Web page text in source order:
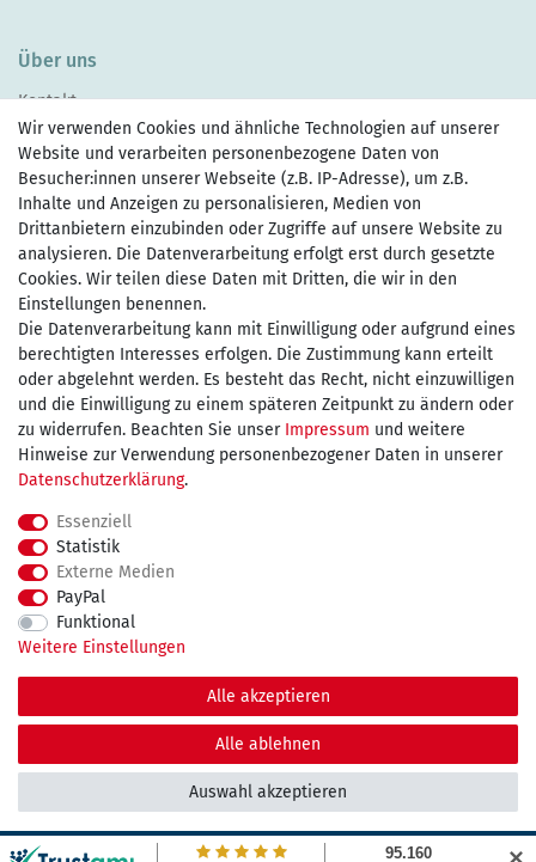
Über uns
Kontakt
Zahlen Sie bequem per
Wir versenden mit
kostenfreie Lieferung
innerhalb Deutschland ab 75€
Impressum
Vertrag widerrufen
© Copyright 2026 maDDma GmbH. | Alle Rechte vorbehalten.
Wir verwenden Cookies und ähnliche Technologien auf unserer
Website und verarbeiten personenbezogene Daten von
Besucher:innen unserer Webseite (z.B. IP-Adresse), um z.B.
Inhalte und Anzeigen zu personalisieren, Medien von
Drittanbietern einzubinden oder Zugriffe auf unsere Website zu
analysieren. Die Datenverarbeitung erfolgt erst durch gesetzte
Cookies. Wir teilen diese Daten mit Dritten, die wir in den
Einstellungen benennen.
Die Datenverarbeitung kann mit Einwilligung oder aufgrund eines
berechtigten Interesses erfolgen. Die Zustimmung kann erteilt
oder abgelehnt werden. Es besteht das Recht, nicht einzuwilligen
und die Einwilligung zu einem späteren Zeitpunkt zu ändern oder
zu widerrufen. Beachten Sie unser Impressum und weitere
Hinweise zur Verwendung personenbezogener Daten in unserer
Daten­schutz­erklärung.
Essenziell
Statistik
Externe Medien
PayPal
Funktional
Weitere Einstellungen
Alle akzeptieren
Alle ablehnen
Auswahl akzeptieren